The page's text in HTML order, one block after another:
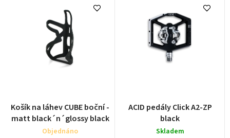
Košík na láhev CUBE boční -
matt black´n´glossy black
Objednáno
ACID pedály Click A2-ZP
black
Skladem